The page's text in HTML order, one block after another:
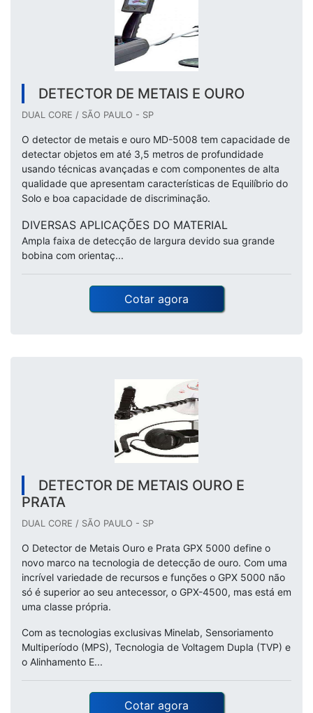
DETECTOR DE METAIS E OURO
DUAL CORE / SÃO PAULO - SP
O detector de metais e ouro MD-5008 tem capacidade de
detectar objetos em até 3,5 metros de profundidade
usando técnicas avançadas e com componentes de alta
qualidade que apresentam características de Equilíbrio do
Solo e boa capacidade de discriminação.
DIVERSAS APLICAÇÕES DO MATERIAL
Ampla faixa de detecção de largura devido sua grande
bobina com orientaç...
Cotar agora
DETECTOR DE METAIS OURO E
PRATA
DUAL CORE / SÃO PAULO - SP
O Detector de Metais Ouro e Prata GPX 5000 define o
novo marco na tecnologia de detecção de ouro. Com uma
incrível variedade de recursos e funções o GPX 5000 não
só é superior ao seu antecessor, o GPX-4500, mas está em
uma classe própria.
Com as tecnologias exclusivas Minelab, Sensoriamento
Multiperíodo (MPS), Tecnologia de Voltagem Dupla (TVP) e
o Alinhamento E...
Cotar agora